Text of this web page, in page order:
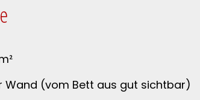
Wand (vom Bett aus gut sichtbar)